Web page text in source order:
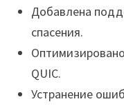
Добавлена
спасения.
QUIC.
Устранение